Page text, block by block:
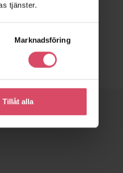
tjänster.
Marknadsföring
Tillåt alla